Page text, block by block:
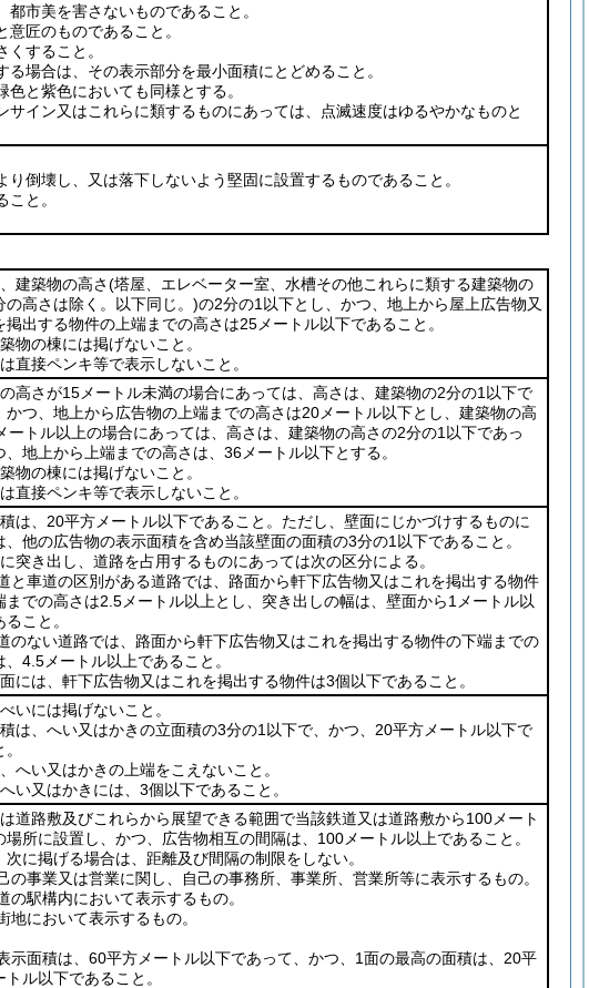
市美を害さないものであること。
匠のものであること。
すること。
場合は、その表示部分を最小面積にとどめること。
と紫色においても同様とする。
イン又はこれらに類するものにあっては、点滅速度はゆるやかなものと
倒壊し、又は落下しないよう堅固に設置するものであること。
と。
建築物の高さ(塔屋、エレベーター室、水槽その他これらに類する建築物の
の高さは除く。以下同じ。)の2分の1以下とし、かつ、地上から屋上広告物又
掲出する物件の上端までの高さは25メートル以下であること。
物の棟には掲げないこと。
直接ペンキ等で表示しないこと。
高さが15メートル未満の場合にあっては、高さは、建築物の2分の1以下で
かつ、地上から広告物の上端までの高さは20メートル以下とし、建築物の高
ートル以上の場合にあっては、高さは、建築物の高さの2分の1以下であっ
、地上から上端までの高さは、36メートル以下とする。
物の棟には掲げないこと。
直接ペンキ等で表示しないこと。
は、20平方メートル以下であること。ただし、壁面にじかづけするものに
、他の広告物の表示面積を含め当該壁面の面積の3分の1以下であること。
突き出し、道路を占用するものにあっては次の区分による。
と車道の区別がある道路では、路面から軒下広告物又はこれを掲出する物件
までの高さは2.5メートル以上とし、突き出しの幅は、壁面から1メートル以
こと。
のない道路では、路面から軒下広告物又はこれを掲出する物件の下端までの
、4.5メートル以上であること。
には、軒下広告物又はこれを掲出する物件は3個以下であること。
いには掲げないこと。
は、へい又はかきの立面積の3分の1以下で、かつ、20平方メートル以下で
へい又はかきの上端をこえないこと。
い又はかきには、3個以下であること。
道路敷及びこれらから展望できる範囲で当該鉄道又は道路敷から100メート
場所に設置し、かつ、広告物相互の間隔は、100メートル以上であること。
次に掲げる場合は、距離及び間隔の制限をしない。
の事業又は営業に関し、自己の事務所、事業所、営業所等に表示するもの。
の駅構内において表示するもの。
地において表示するもの。
示面積は、60平方メートル以下であって、かつ、1面の最高の面積は、20平
トル以下であること。